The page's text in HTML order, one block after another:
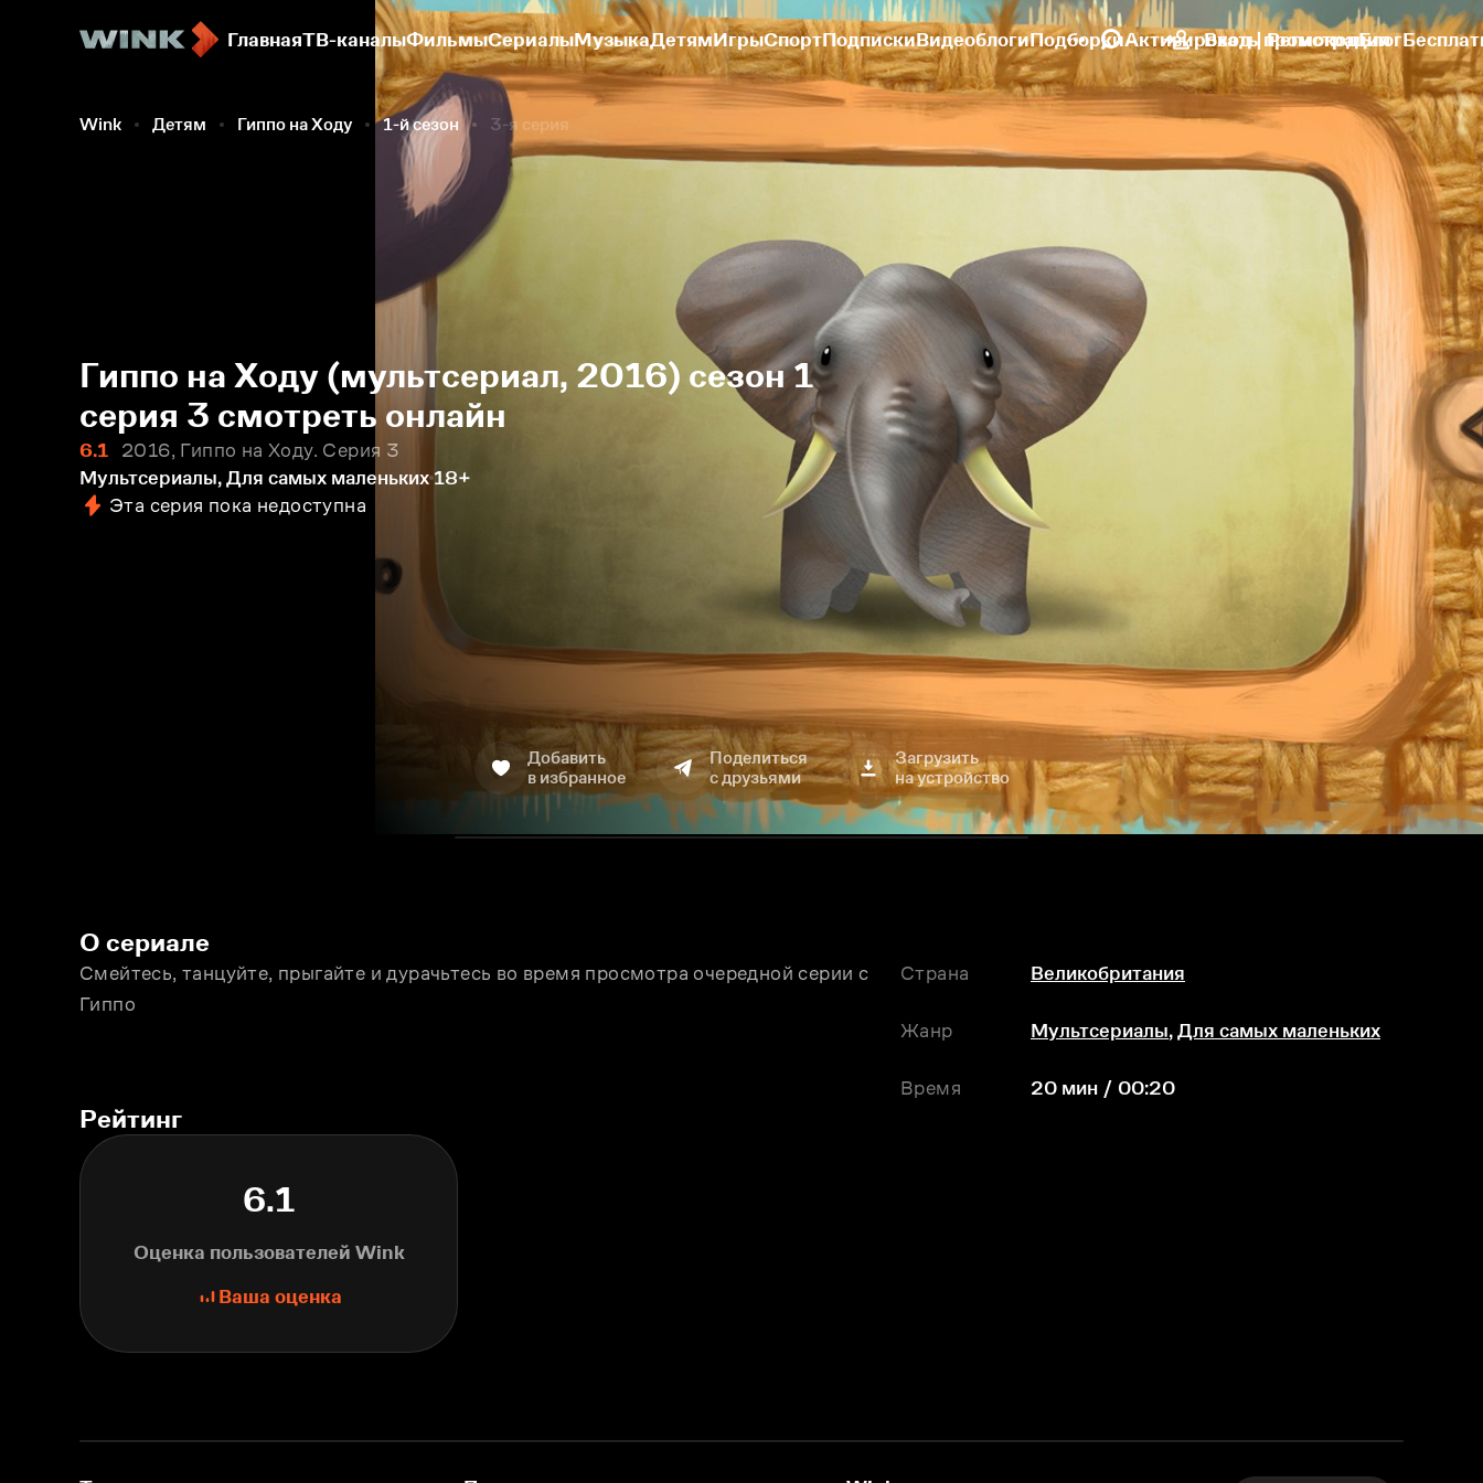
ГлавнаяТВ-каналыФильмыСериалыМузыкаДетямИгрыСпортПодпискиВидеоблогиПодборкиАктивировать промокодБлог
Вход | Регистрация
Wink Детям Гиппо на Ходу 1-й сезон 3-я серия
Гиппо на Ходу (мультсериал, 2016) сезон 1
серия 3 смотреть онлайн
6.1
2016, Гиппо на Ходу. Серия 3
Мультсериалы, Для самых маленьких 18+
Эта серия пока недоступна
Добавить
в избранное
Поделиться
с друзьями
Загрузить
на устройство
О сериале
Смейтесь, танцуйте, прыгайте и дурачьтесь во время просмотра очередной серии с
Гиппо
Страна Великобритания
Жанр Мультсериалы, Для самых маленьких
Время 20 мин / 00:20
Рейтинг
6.1
Оценка пользователей Wink
Ваша оценка